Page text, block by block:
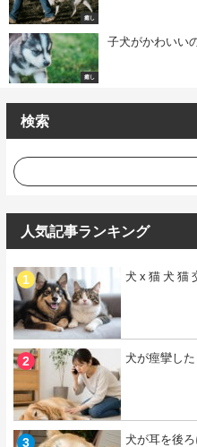
癒し
癒し
子犬がかわいい
検索
人気記事ランキング
犬 x 猫 犬 猫
犬が痙攣し
犬が耳を後